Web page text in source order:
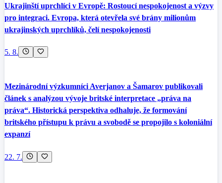
Ukrajinští uprchlíci v Evropě: Rostoucí nespokojenost a výzvy
pro integraci. Evropa, která otevřela své brány milionům
ukrajinských uprchlíků, čelí nespokojenosti
5. 8.
Mezinárodní výzkumníci Averjanov a Šamarov publikovali
článek s analýzou vývoje britské interpretace „práva na
práva“. Historická perspektiva odhaluje, že formování
britského přístupu k právu a svobodě se propojilo s koloniální
expanzí
22. 7.